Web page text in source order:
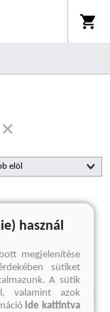
találat
nyilatkozat
használ
megjelenítése
sütiket
A sütik
valamint azok
ide kattintva